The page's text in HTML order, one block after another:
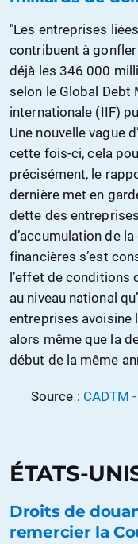
"Les entreprises
contribuent à
déjà les 346 000
selon le Global Debt
internationale (IIF)
Une nouvelle vague
cette fois-ci, cela
précisément, le
dernière met en
dette des
d’accumulation de
financières s’est
l’effet de conditions
au niveau national
entreprises avoisine
alors même que la
début de la même
Source : CADTM
ÉTATS-
Droits de
remercier la